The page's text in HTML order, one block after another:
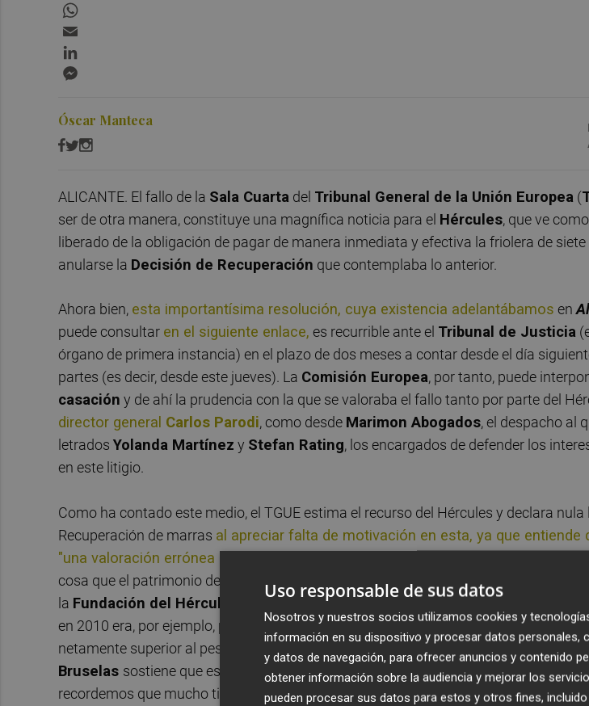
Óscar Manteca
ALICANTE. El fallo de la Sala Cuarta del Tribunal General de la Unión Europea (
ser de otra manera, constituye una magnífica noticia para el Hércules, que ve
liberado de la obligación de pagar de manera inmediata y efectiva la friolera de
anularse la Decisión de Recuperación que contemplaba lo anterior.
Ahora bien, esta importantísima resolución, cuya existencia adelantábamos en
puede consultar en el siguiente enlace, es recurrible ante el Tribunal de Justicia
órgano de primera instancia) en el plazo de dos meses a contar desde el día
partes (es decir, desde este jueves). La Comisión Europea, por tanto, puede
casación y de ahí la prudencia con la que se valoraba el fallo tanto por parte del
director general Carlos Parodi, como desde Marimon Abogados, el despacho al
letrados Yolanda Martínez y Stefan Rating, los encargados de defender los
en este litigio.
Como ha contado este medio, el TGUE estima el recurso del Hércules y declara nula
Recuperación de marras al apreciar falta de motivación en esta, ya que entiende
"una valoración errónea de las
cosa que el patrimonio de la mercantil
Aligestión Integral , sociedad que actuó
la Fundación del Hércules en la operación delavalcon el Instituto Valenciano
en 2010 era, por ejemplo, propietaria delestadio José Rico Pérez(un bien libre
netamente superior al peso de las obligaciones -el préstamo para su compra- que
Bruselas sostiene que esa contragarantía era provisional(en la práctica no
recordemos que mucho tiempo después el banco del Consell procedió
Uso responsable de sus datos
Nosotros y nuestros socios utilizamos cookies y
información en su dispositivo y procesar datos personales,
y datos de navegación, para ofrecer anuncios y contenido
obtener información sobre la audiencia y mejorar los
pueden procesar sus datos para estos y otros fines,